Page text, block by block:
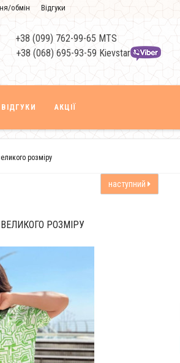
обмін
Відгуки
+38 (099) 762-99-65 MTS
+38 (068) 695-93-59 Kievstar
ВІДГУКИ АКЦІЇ
розміру
наступний
РОЗМІРУ